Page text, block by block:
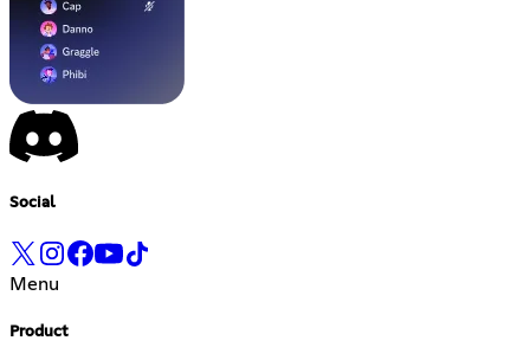
Social
Menu
Product